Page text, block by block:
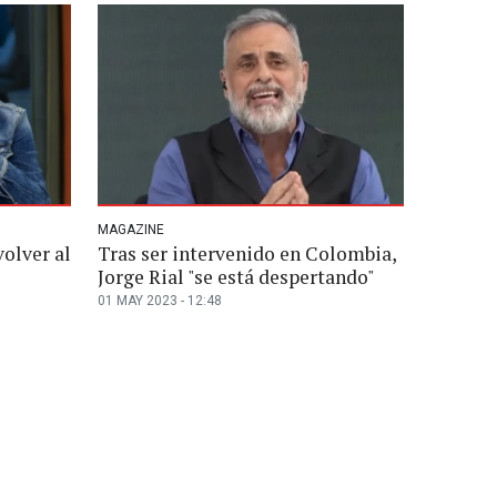
al
MAGAZINE
Tras ser intervenido en Colombia,
Jorge Rial "se está despertando"
01 MAY 2023 - 12:48